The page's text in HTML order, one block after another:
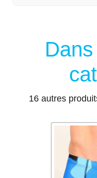
16 autres